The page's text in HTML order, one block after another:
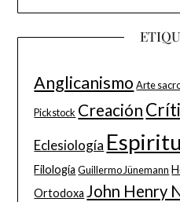
Anglicanismo Arte
Pickstock Creación
Eclesiología
Filología Guillermo Jünemann
Ortodoxa John Henry